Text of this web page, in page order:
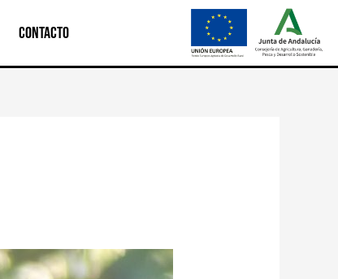
Contacto